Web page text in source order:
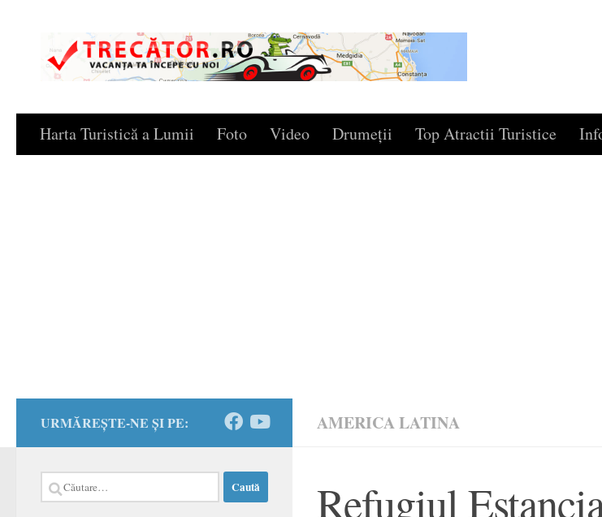
Skip to content
Harta Turistică a Lumii Foto Video Drumeţii Top Atractii Turistice
AMERICA LATINA
Refugiul
URMĂREȘTE-NE ȘI PE:
Caută
după: